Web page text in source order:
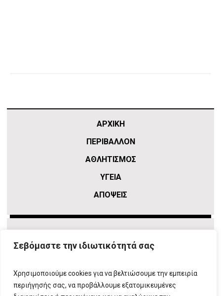
Σεβόμαστε την ιδιωτικότητά σας
Χρησιμοποιούμε cookies για να βελτιώσουμε την εμπειρία
περιήγησής σας, να προβάλλουμε εξατομικευμένες
ΑΡΧΙΚΗ
ΠΕΡΙΒΑΛΛΟΝ
ΑΘΛΗΤΙΣΜΌΣ
ΥΓΕΙΑ
ΑΠΟΨΕΙΣ